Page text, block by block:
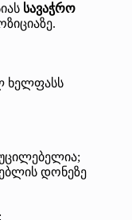
სავაჭრო
ხელფასს
დონეზე